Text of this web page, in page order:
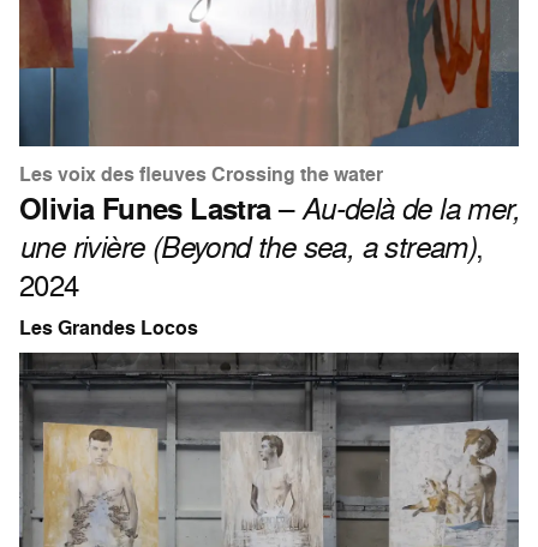
Les voix des fleuves Crossing the water
Olivia Funes Lastra–Au-delà de la mer,
une rivière (Beyond the sea, a stream),
2024
Les Grandes Locos